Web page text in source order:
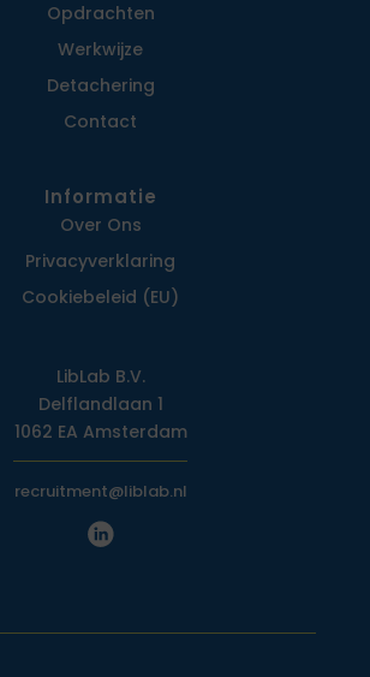
Opdrachten
Werkwijze
Detachering
Contact
Informatie
Over Ons
Privacy­verklaring
Cookiebeleid (EU)
LibLab B.V.
Delflandlaan 1
1062 EA Amsterdam
recruitment@liblab.nl